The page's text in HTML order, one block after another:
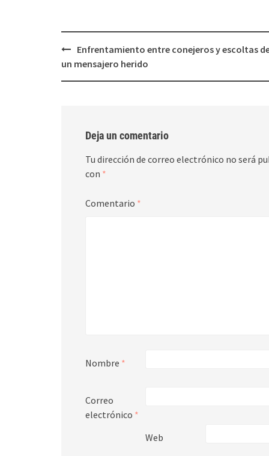
Post
navigation
Enfrentamiento entre conejeros y escoltas
un mensajero herido
Deja un comentario
Tu dirección de correo electrónico no será
con *
Comentario *
Nombre *
Correo
electrónico *
Web